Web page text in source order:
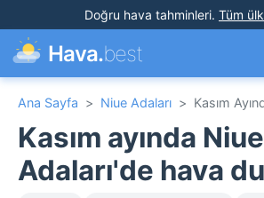
Doğru hava tahminleri. Tüm
Hava.best
Ana Sayfa > Niue Adaları > Kasım
Kasım ayında Niue
Adaları'de hava